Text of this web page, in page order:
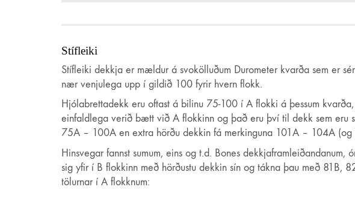
Stífleiki
Stífleiki dekkja er mældur á svokölluðum Durometer kvarða sem er
nær venjulega upp í gildið 100 fyrir hvern flokk.
Hjólabrettadekk eru oftast á bilinu 75-100 í A flokki á þessum
einfaldlega verið bætt við A flokkinn og það eru því til dekk sem
75A – 100A en extra hörðu dekkin fá merkinguna 101A – 104A
Hinsvegar fannst sumum, eins og t.d. Bones
sig yfir í B flokkinn með hörðustu dekkin sín og tákna þau með
tölurnar í A flokknum:
Regular.is
Regular ehf.
kt. 451120-0500
Vsk.nr. 143306
Hveralind 5
201 Kópavogur
844-4403